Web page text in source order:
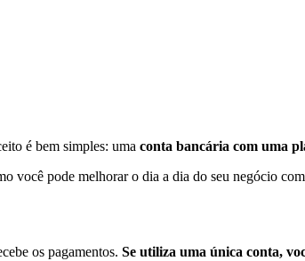
é bem simples: uma conta bancária com uma
pode melhorar o dia a dia do seu negócio
os pagamentos. Se utiliza uma única conta,